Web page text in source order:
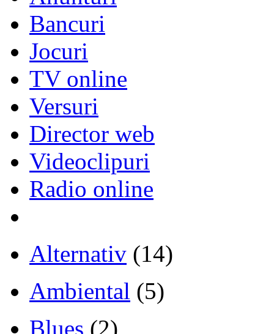
Bancuri
Jocuri
TV online
Versuri
Director web
Videoclipuri
Radio online
Alternativ (14)
Ambiental (5)
Blues (2)